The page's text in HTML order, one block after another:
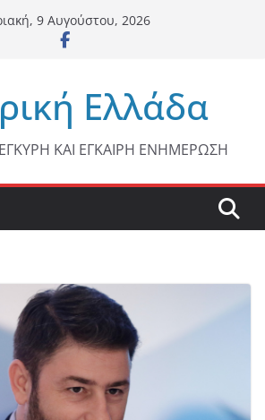
9 Αυγούστου, 2026
Ελλάδα
ΚΑΙ ΕΓΚΑΙΡΗ ΕΝΗΜΕΡΩΣΗ